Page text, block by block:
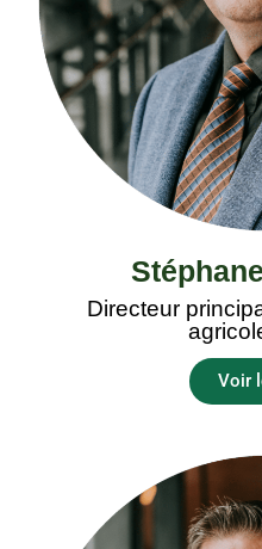
Directeur
Voir